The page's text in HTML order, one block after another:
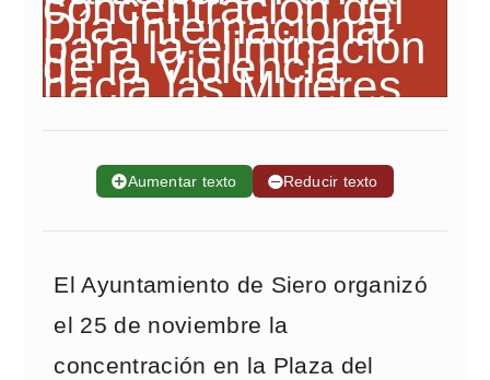
➕Aumentar texto ➖Reducir texto
El Ayuntamiento de Siero organizó
el 25 de noviembre la
concentración en la Plaza del